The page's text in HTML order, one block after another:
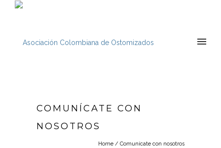
COMUNÍCATE CON
NOSOTROS
Home / Comunícate con nosotros